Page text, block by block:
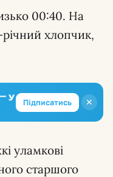
00:40. На
хлопчик,
✕
у
Підписатись
уламкові
старшого